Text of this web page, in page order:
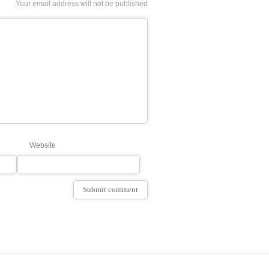
Your email address will not be published.
Website